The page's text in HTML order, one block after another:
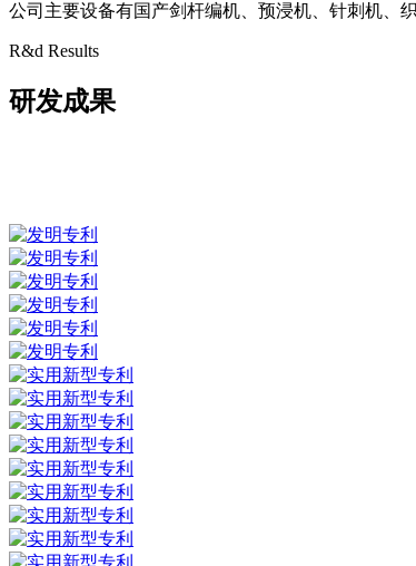
公司主要设备有国产剑杆编机、预浸机、针刺机、
R&d Results
研发成果